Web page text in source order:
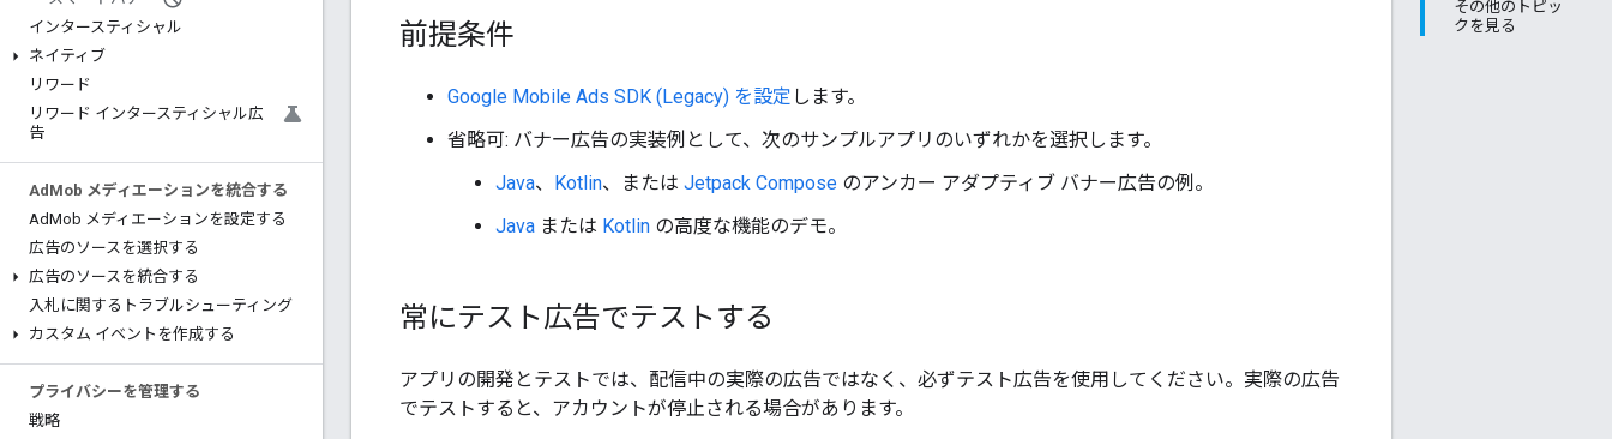
インタースティシャル
ネイティブ
リワード
リワード インタースティシャル広
告
Ad Mob メディエーションを統合する
AdMob メディエーションを設定する
広告のソースを選択する
広告のソースを統合する
入札に関するトラブルシューティング
カスタム イベントを作成する
プライバシーを管理する
戦略
その他のトピッ
クを見る
前提条件
Google Mobile Ads SDK (Legacy) を設定 します。
省略可: バナー広告の実装例として、次のサンプルアプリのいずれかを選択します。
Java、 Kotlin、または Jetpack Compose のアンカー アダプティブ バナー広告の例。
Java または Kotlin の高度な機能のデモ。
常にテスト広告でテストする
アプリの開発とテストでは、配信中の実際の広告ではなく、必ずテスト広告を使用してください。実際の広告
でテストすると、アカウントが停止される場合があります。